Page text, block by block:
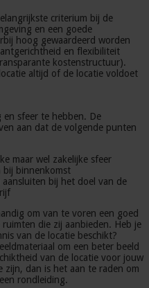
criterium bij de
en een goede
hoog gewaardeerd worden
en flexibiliteit
kostenstructuur).
altijd of de locatie voldoet
sfeer te hebben. De
aan dat de volgende punten
maar wel zakelijke sfeer
bij binnenkomst
bij het doel van de
om van te voren een goed
die zij aanbieden. Heb je
van de locatie beschikt?
om een beter beeld
van de locatie voor jouw
dan is het aan te raden om
rondleiding.